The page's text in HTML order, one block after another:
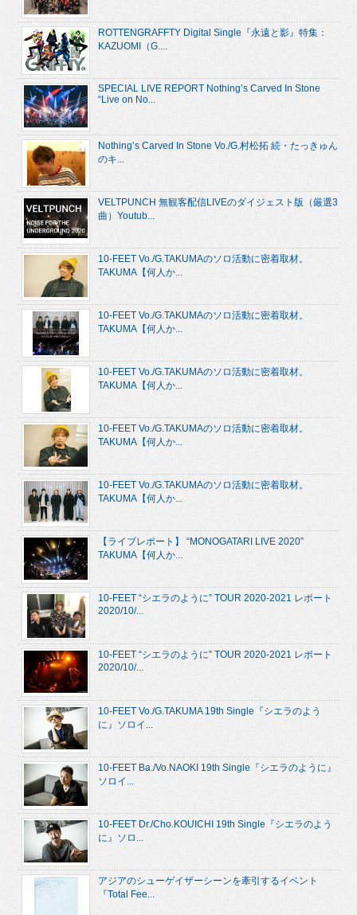
ROTTENGRAFFTY Digital Single『永遠と影』特集：
KAZUOMI（G....
SPECIAL LIVE REPORT Nothing’s Carved In Stone
“Live on No...
Nothing’s Carved In Stone Vo./G.村松拓 続・たっきゅん
のキ...
VELTPUNCH 無観客配信LIVEのダイジェスト版（厳選3
曲）Youtub...
10-FEET Vo./G.TAKUMAのソロ活動に密着取材。
TAKUMA【何人か...
10-FEET Vo./G.TAKUMAのソロ活動に密着取材。
TAKUMA【何人か...
10-FEET Vo./G.TAKUMAのソロ活動に密着取材。
TAKUMA【何人か...
10-FEET Vo./G.TAKUMAのソロ活動に密着取材。
TAKUMA【何人か...
10-FEET Vo./G.TAKUMAのソロ活動に密着取材。
TAKUMA【何人か...
【ライブレポート】 “MONOGATARI LIVE 2020”
TAKUMA【何人か...
10-FEET “シエラのように” TOUR 2020-2021 レポート
2020/10/...
10-FEET “シエラのように” TOUR 2020-2021 レポート
2020/10/...
10-FEET Vo./G.TAKUMA 19th Single『シエラのよう
に』ソロイ...
10-FEET Ba./Vo.NAOKI 19th Single『シエラのように』
ソロイ...
10-FEET Dr./Cho.KOUICHI 19th Single『シエラのよう
に』ソロ...
アジアのシューゲイザーシーンを牽引するイベント
『Total Fee...